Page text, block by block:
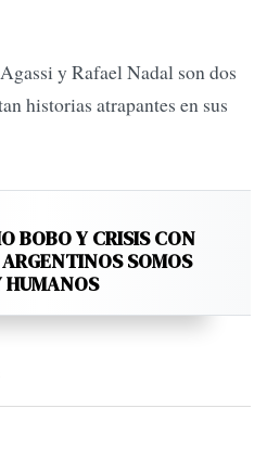
y Rafael Nadal son dos
historias atrapantes en sus
BOBO Y CRISIS CON
SOMOS
HUMANOS